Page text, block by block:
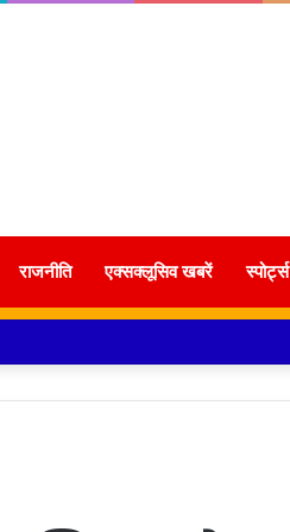
राजनीति एक्सक्लूसिव खबरें स्पोर्ट्स